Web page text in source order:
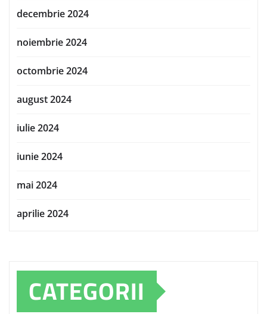
decembrie 2024
noiembrie 2024
octombrie 2024
august 2024
iulie 2024
iunie 2024
mai 2024
aprilie 2024
CATEGORII